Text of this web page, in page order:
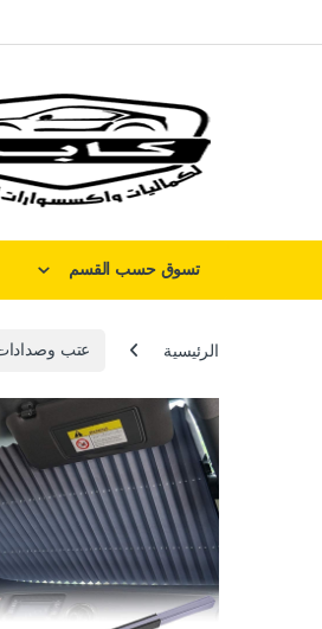
تسوق حسب القسم
الرئيسية عتب